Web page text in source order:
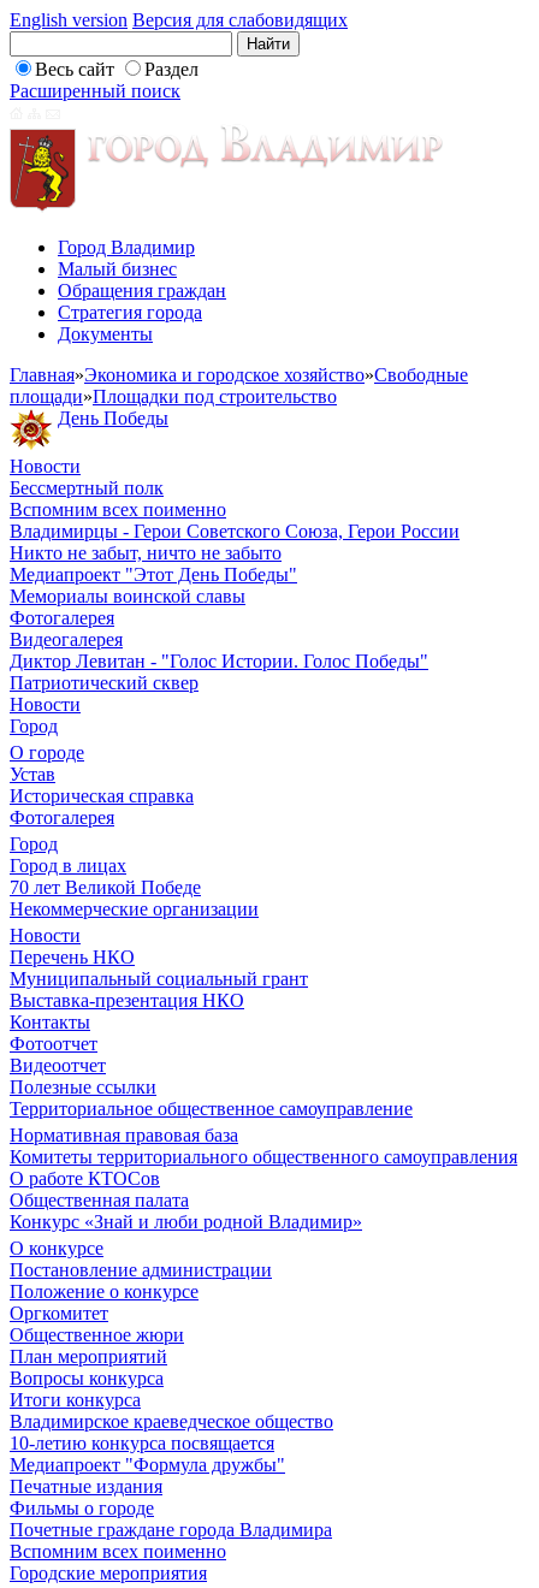
English version Версия для слабовидящих
Весь сайт
Раздел
Расширенный поиск
Город Владимир
Малый бизнес
Обращения граждан
Стратегия города
Документы
Главная»Экономика и городское хозяйство»Свободные
площади»Площадки под строительство
День Победы
Новости
Бессмертный полк
Вспомним всех поименно
Владимирцы - Герои Советского Союза, Герои России
Никто не забыт, ничто не забыто
Медиапроект "Этот День Победы"
Мемориалы воинской славы
Фотогалерея
Видеогалерея
Диктор Левитан - "Голос Истории. Голос Победы"
Патриотический сквер
Новости
Город
О городе
Устав
Историческая справка
Фотогалерея
Город
Город в лицах
70 лет Великой Победе
Некоммерческие организации
Новости
Перечень НКО
Муниципальный социальный грант
Выставка-презентация НКО
Контакты
Фотоотчет
Видеоотчет
Полезные ссылки
Территориальное общественное самоуправление
Нормативная правовая база
Комитеты территориального общественного самоуправления
О работе КТОСов
Общественная палата
Конкурс «Знай и люби родной Владимир»
О конкурсе
Постановление администрации
Положение о конкурсе
Оргкомитет
Общественное жюри
План мероприятий
Вопросы конкурса
Итоги конкурса
Владимирское краеведческое общество
10-летию конкурса посвящается
Медиапроект "Формула дружбы"
Печатные издания
Фильмы о городе
Почетные граждане города Владимира
Вспомним всех поименно
Городские мероприятия